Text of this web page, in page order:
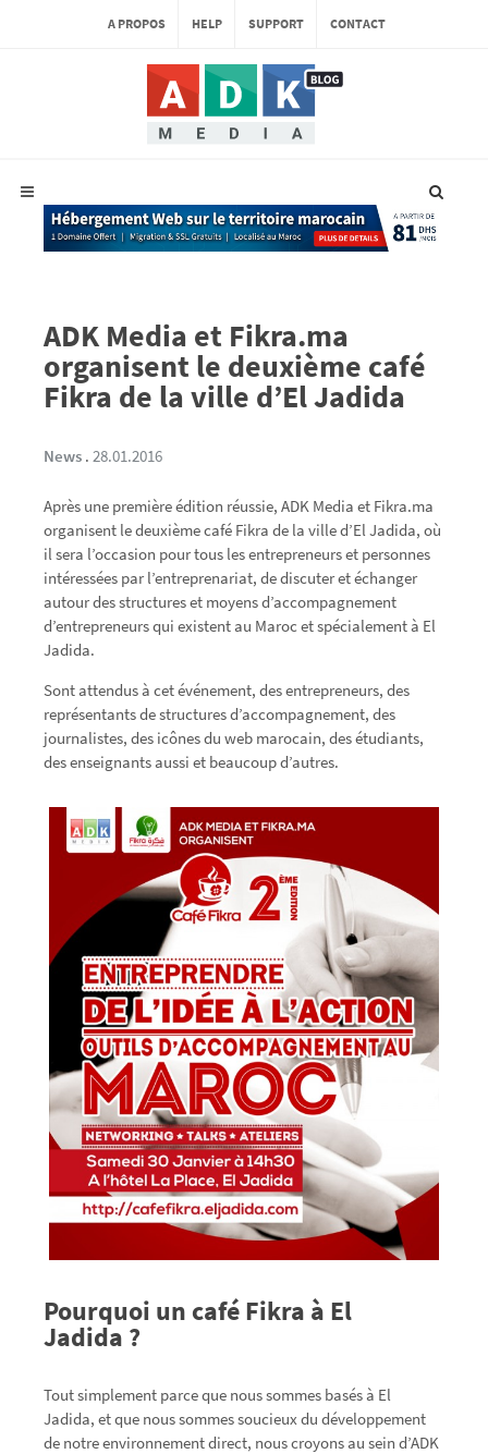
A PROPOS HELP SUPPORT CONTACT
ADK Media et Fikra.ma
organisent le deuxième café
Fikra de la ville d’El Jadida
News . 28.01.2016
Après une première édition réussie, ADK Media et Fikra.ma
organisent le deuxième café Fikra de la ville d’El Jadida, où
il sera l’occasion pour tous les entrepreneurs et personnes
intéressées par l’entreprenariat, de discuter et échanger
autour des structures et moyens d’accompagnement
d’entrepreneurs qui existent au Maroc et spécialement à El
Jadida.
Sont attendus à cet événement, des entrepreneurs, des
représentants de structures d’accompagnement, des
journalistes, des icônes du web marocain, des étudiants,
des enseignants aussi et beaucoup d’autres.
Pourquoi un café Fikra à El
Jadida ?
Tout simplement parce que nous sommes basés à El
Jadida, et que nous sommes soucieux du développement
de notre environnement direct, nous croyons au sein d’ADK